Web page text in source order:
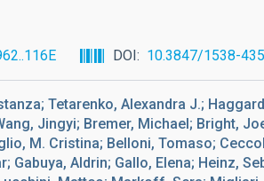
DOI 10.3847/1538-
Tetarenko, Alexandra J.;
Jingyi; Bremer, Michael; Bright,
M. Cristina; Belloni, Tomaso;
Gabuya, Aldrin; Gallo, Elena; Heinz,